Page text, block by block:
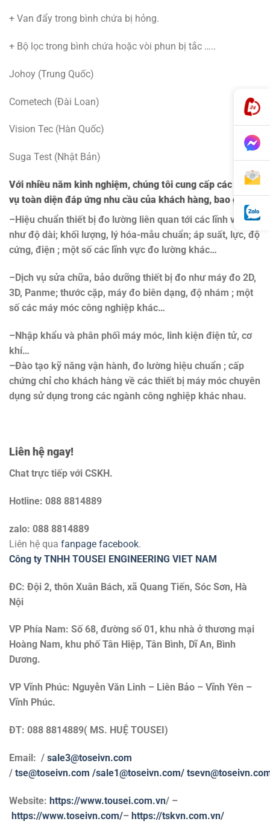
+ Van đẩy trong bình chứa bị hỏng.
+ Bộ lọc trong bình chứa hoặc vòi phun bị tắc …..
Johoy (Trung Quốc)
Cometech (Đài Loan)
Vision Tec (Hàn Quốc)
Suga Test (Nhật Bản)
Với nhiều năm kinh nghiệm, chúng tôi cung cấp các dịch
vụ toàn diện đáp ứng nhu cầu của khách hàng, bao gồm:
–Hiệu chuẩn thiết bị đo lường liên quan tới các lĩnh vực
như độ dài; khối lượng, lý hóa-mẫu chuẩn; áp suất, lực, độ
cứng, điện ; một số các lĩnh vực đo lường khác…
–Dịch vụ sửa chữa, bảo dưỡng thiết bị đo như máy đo 2D,
3D, Panme; thước cặp, máy đo biên dạng, độ nhám ; một
số các máy móc công nghiệp khác…
–Nhập khẩu và phân phối máy móc, linh kiện điện tử, cơ
khí…
–Đào tạo kỹ năng vận hành, đo lường hiệu chuẩn ; cấp
chứng chỉ cho khách hàng về các thiết bị máy móc chuyên
dụng sử dụng trong các ngành công nghiệp khác nhau.
Liên hệ ngay!
Chat trực tiếp với CSKH.
Hotline: 088 8814889
zalo: 088 8814889
Liên hệ qua fanpage facebook.
Công ty TNHH TOUSEI ENGINEERING VIET NAM
ĐC: Đội 2, thôn Xuân Bách, xã Quang Tiến, Sóc Sơn, Hà
Nội
VP Phía Nam: Số 68, đường số 01, khu nhà ở thương mại
Hoàng Nam, khu phố Tân Hiệp, Tân Bình, Dĩ An, Bình
Dương.
VP Vĩnh Phúc: Nguyễn Văn Linh – Liên Bảo – Vĩnh Yên –
Vĩnh Phúc.
ĐT: 088 8814889( MS. HUỆ TOUSEI)
Email: / sale3@toseivn.com
/ tse@toseivn.com /sale1@toseivn.com/
Website: https://www.tousei.com.vn/ –
https://www.toseivn.com/– https://tskvn.com.vn/